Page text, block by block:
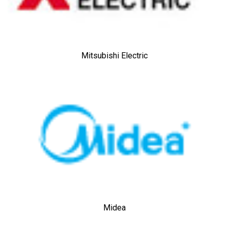
Mitsubishi Electric
Midea